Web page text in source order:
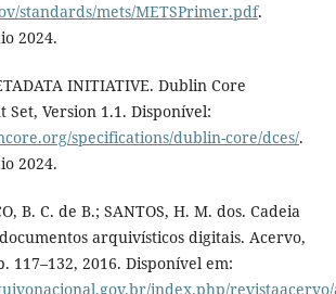
standards/mets/METSPrimer.pdf.
2024.
INITIATIVE. Dublin Core
Set, Version 1.1. Disponível:
specifications/dublin-core/dces/.
2024.
B. C. de B.; SANTOS, H. M. dos. Cadeia
arquivísticos digitais. Acervo,
117–132, 2016. Disponível em:
index.php/